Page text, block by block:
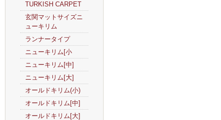
TURKISH CARPET
玄関マットサイズニ
ューキリム
ランナータイプ
ニューキリム[小
ニューキリム[中]
ニューキリム[大]
オールドキリム(小)
オールドキリム[中]
オールドキリム[大]